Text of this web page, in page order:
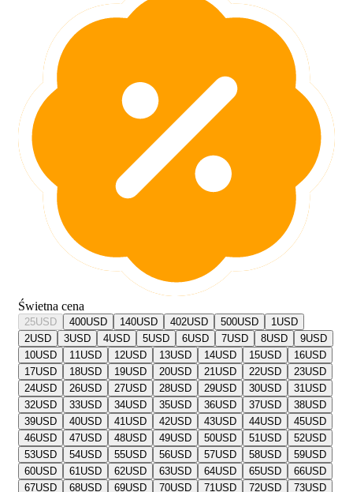
Świetna cena
25USD 400USD 140USD 402USD 500USD 1USD
2USD 3USD 4USD 5USD 6USD 7USD 8USD 9USD
10USD 11USD 12USD 13USD 14USD 15USD 16USD
17USD 18USD 19USD 20USD 21USD 22USD 23USD
24USD 26USD 27USD 28USD 29USD 30USD 31USD
32USD 33USD 34USD 35USD 36USD 37USD 38USD
39USD 40USD 41USD 42USD 43USD 44USD 45USD
46USD 47USD 48USD 49USD 50USD 51USD 52USD
53USD 54USD 55USD 56USD 57USD 58USD 59USD
60USD 61USD 62USD 63USD 64USD 65USD 66USD
67USD 68USD 69USD 70USD 71USD 72USD 73USD